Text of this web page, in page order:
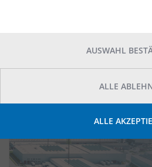
AUSWAHL
ALLE
ALLE